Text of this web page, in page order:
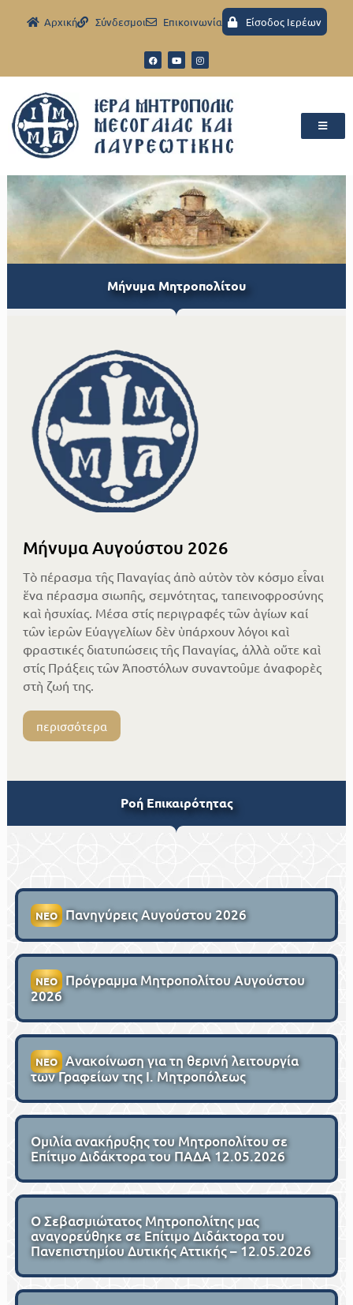
Aρχική Σύνδεσμοι Eπικοινωνία Είσοδος Ιερέων
Μήνυμα Μητροπολίτου
Μήνυμα Αυγούστου 2026
Τὸ πέρασμα τῆς Παναγίας ἀπὸ αὐτὸν τὸν κόσμο εἶναι
ἕνα πέρασμα σιωπῆς, σεμνότητας, ταπεινοφροσύνης
καὶ ἡσυχίας. Μέσα στίς περιγραφές τῶν ἁγίων καί
τῶν ἱερῶν Εὐαγγελίων δὲν ὑπάρχουν λόγοι καὶ
φραστικές διατυπώσεις τῆς Παναγίας, ἀλλὰ οὔτε καὶ
στίς Πράξεις τῶν Ἀποστόλων συναντοῦμε ἀναφορὲς
στὴ ζωή της.
περισσότερα
Ροή Επικαιρότητας
ΝΕΟ Πανηγύρεις Αυγούστου 2026
ΝΕΟ Πρόγραμμα Μητροπολίτου Αυγούστου
2026
ΝΕΟ Ανακοίνωση για τη θερινή λειτουργία
των Γραφείων της Ι. Μητροπόλεως
Ομιλία ανακήρυξης του Μητροπολίτου σε
Επίτιμο Διδάκτορα του ΠΑΔΑ 12.05.2026
Ο Σεβασμιώτατος Μητροπολίτης μας
αναγορεύθηκε σε Επίτιμο Διδάκτορα του
Πανεπιστημίου Δυτικής Αττικής – 12.05.2026